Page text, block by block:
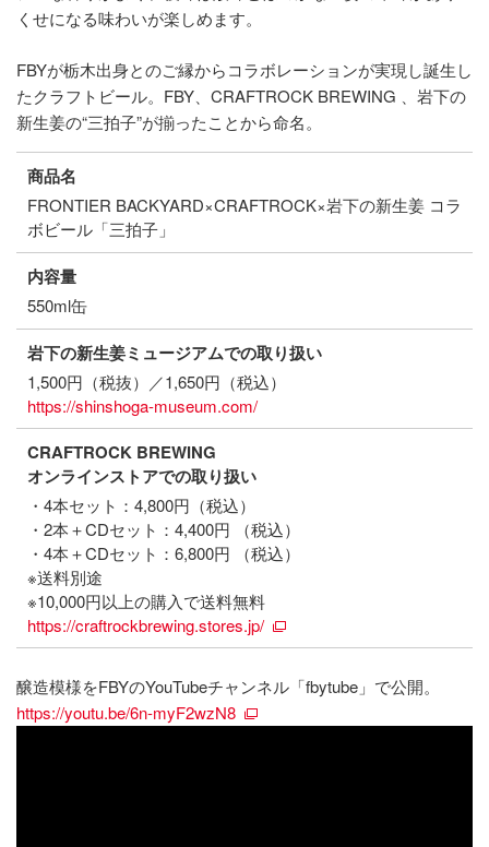
くせになる味わいが楽しめます。
FBYが栃木出身とのご縁からコラボレーションが実現し誕生し
たクラフトビール。FBY、CRAFTROCK BREWING 、岩下の
新生姜の“三拍子”が揃ったことから命名。
商品名
FRONTIER BACKYARD×CRAFTROCK×岩下の新生姜 コラ
ボビール「三拍子」
内容量
550ml缶
岩下の新生姜ミュージアムでの取り扱い
1,500円（税抜）／1,650円（税込）
https://shinshoga-museum.com/
CRAFTROCK BREWING
オンラインストアでの取り扱い
・4本セット：4,800円（税込）
・2本＋CDセット：4,400円 （税込）
・4本＋CDセット：6,800円 （税込）
※送料別途
※10,000円以上の購入で送料無料
https://craftrockbrewing.stores.jp/
醸造模様をFBYのYouTubeチャンネル「fbytube」で公開。
https://youtu.be/6n-myF2wzN8